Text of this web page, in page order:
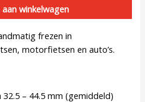
winkelwagen
frezen in
motorfietsen en auto’s.
32.5 – 44.5 mm (gemiddeld)